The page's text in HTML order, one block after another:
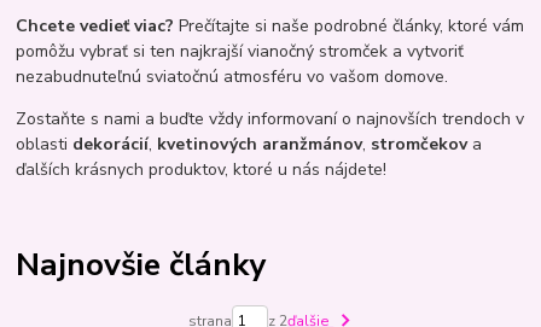
Chcete vedieť viac? Prečítajte si naše podrobné články, ktoré vám
pomôžu vybrať si ten najkrajší vianočný stromček a vytvoriť
nezabudnuteľnú sviatočnú atmosféru vo vašom domove.
Zostaňte s nami a buďte vždy informovaní o najnovších trendoch v
oblasti dekorácií, kvetinových aranžmánov, stromčekova
ďalších krásnych produktov, ktoré u nás nájdete!
Najnovšie články
strana z 2ďalšie